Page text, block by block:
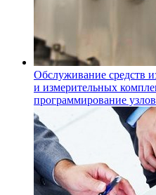
Обслуживание средств
и измерительных
программирование